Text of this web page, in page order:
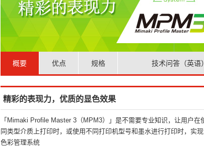
概要 优点 规格 技术问答（英语）
精彩的表现力，优质的显色效果
「Mimaki Profile Master 3（MPM3）」是不需要专业知识，让用户在
同类型介质上打印时，或使用不同打印机型号和墨水进行打印时，实
色彩管理系统